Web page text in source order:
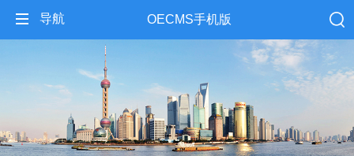
导航 OECMS手机版